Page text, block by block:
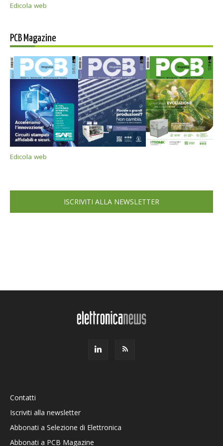
Edicola web
PCB Magazine
Edicola web
ISCRIVITI ALLA NEWSLETTER
Contatti
Iscriviti alla newsletter
Abbonati a Selezione di Elettronica
Abbonati a PCB Magazine